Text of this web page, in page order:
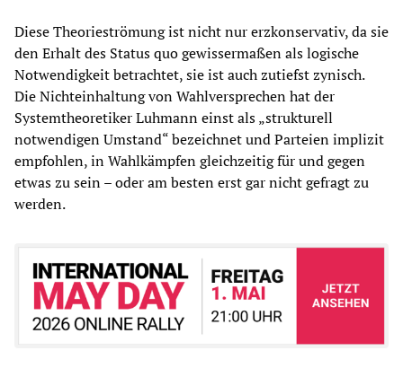
Diese Theorieströmung ist nicht nur erzkonservativ, da sie
den Erhalt des Status quo gewissermaßen als logische
Notwendigkeit betrachtet, sie ist auch zutiefst zynisch.
Die Nichteinhaltung von Wahlversprechen hat der
Systemtheoretiker Luhmann einst als „strukturell
notwendigen Umstand“ bezeichnet und Parteien implizit
empfohlen, in Wahlkämpfen gleichzeitig für und gegen
etwas zu sein – oder am besten erst gar nicht gefragt zu
werden.